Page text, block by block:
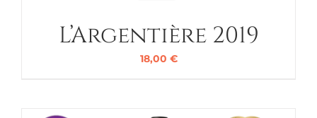
L’Argentière 2019
18,00 €